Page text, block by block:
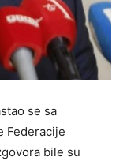
se sa
Federacije
bile su